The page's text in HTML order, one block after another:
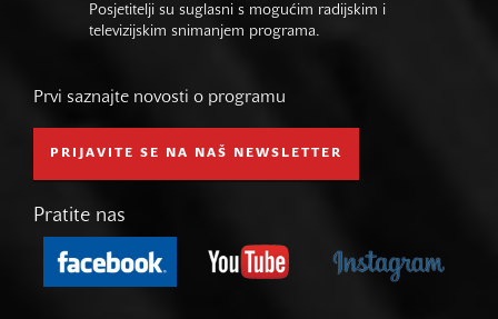
Posjetitelji su suglasni s mogućim radijskim i
televizijskim snimanjem programa.
Prvi saznajte novosti o programu
PRIJAVITE SE NA NAŠ NEWSLETTER
Pratite nas